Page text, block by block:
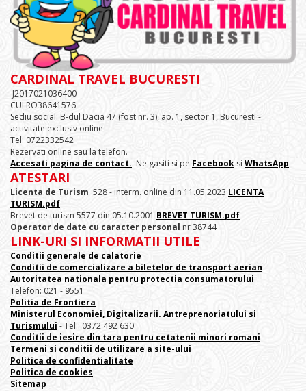
CARDINAL TRAVEL BUCURESTI
J2017021036400
CUI RO38641576
Sediu social: B-dul Dacia 47 (fost nr. 3), ap. 1, sector 1, Bucuresti -
activitate exclusiv online
Tel: 0722332542
Rezervati online sau la telefon.
Accesati pagina de contact.. Ne gasiti si pe Facebook si WhatsApp
ATESTARI
Licenta de Turism 528 - interm. online din 11.05.2023 LICENTA
TURISM.pdf
Brevet de turism 5577 din 05.10.2001 BREVET TURISM.pdf
Operator de date cu caracter personal nr 38744
LINK-URI SI INFORMATII UTILE
Conditii generale de calatorie
Conditii de comercializare a biletelor de transport aerian
Autoritatea nationala pentru protectia consumatorului
Telefon: 021 - 9551
Politia de Frontiera
Ministerul Economiei, Digitalizarii. Antreprenoriatului si
Turismului - Tel.: 0372 492 630
Conditii de iesire din tara pentru cetatenii minori romani
Termeni si conditii de utilizare a site-ului
Politica de confidentialitate
Politica de cookies
Sitemap